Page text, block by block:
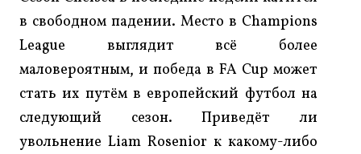
в свободном падении. Место в Champions
League выглядит всё более
маловероятным, и победа в FA Cup может
стать их путём в европейский футбол на
следующий сезон. Приведёт ли
увольнение Liam Rosenior к какому-либо